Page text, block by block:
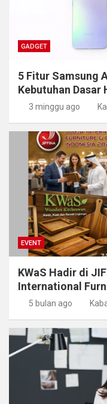
GADGET
5 Fitur Samsung
Kebutuhan Dasar
3 minggu ago
EVENT
KWaS Hadir di
International
5 bulan ago